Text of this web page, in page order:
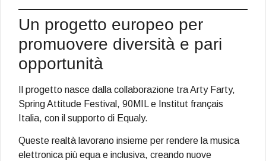
Un progetto europeo per
promuovere diversità e pari
opportunità
Il progetto nasce dalla collaborazione tra Arty Farty,
Spring Attitude Festival, 90MIL e Institut français
Italia, con il supporto di Equaly.
Queste realtà lavorano insieme per rendere la musica
elettronica più equa e inclusiva, creando nuove